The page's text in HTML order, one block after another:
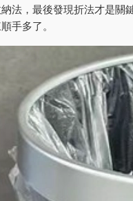
法，最後發現折法才是關
手多了。